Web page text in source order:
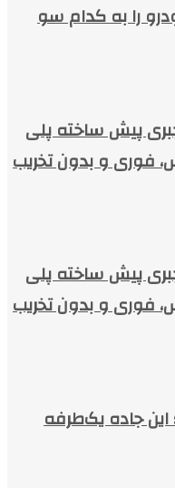
را به کدام سو
پیش ساخته پلی
فوری و بدون تخریب
پیش ساخته پلی
فوری و بدون تخریب
این جاده یک‌طرفه